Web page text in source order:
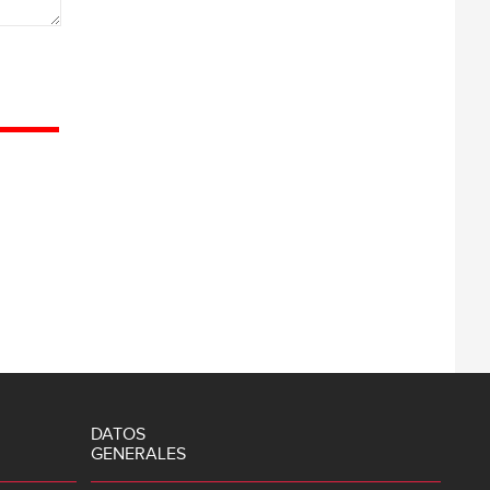
DATOS
GENERALES